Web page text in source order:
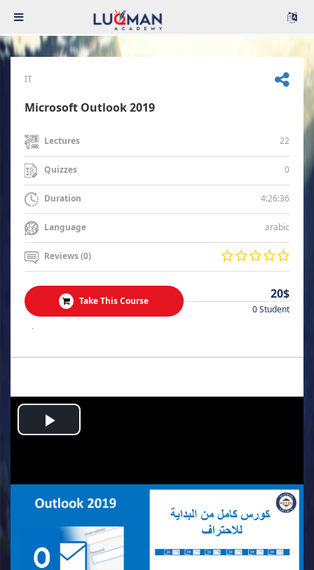
IT
Microsoft Outlook 2019
Lectures 22
Quizzes 0
Duration 4:26:36
Language arabic
Reviews (0)
Take This Course 20$
0 Student
.
Play